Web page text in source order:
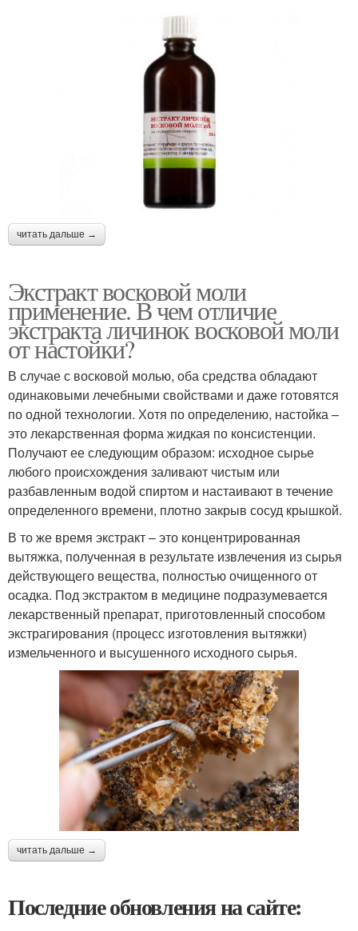
читать дальше →
Экстракт восковой моли
применение. В чем отличие
экстракта личинок восковой моли
от настойки?
В случае с восковой молью, оба средства обладают
одинаковыми лечебными свойствами и даже готовятся
по одной технологии. Хотя по определению, настойка –
это лекарственная форма жидкая по консистенции.
Получают ее следующим образом: исходное сырье
любого происхождения заливают чистым или
разбавленным водой спиртом и настаивают в течение
определенного времени, плотно закрыв сосуд крышкой.
В то же время экстракт – это концентрированная
вытяжка, полученная в результате извлечения из сырья
действующего вещества, полностью очищенного от
осадка. Под экстрактом в медицине подразумевается
лекарственный препарат, приготовленный способом
экстрагирования (процесс изготовления вытяжки)
измельченного и высушенного исходного сырья.
читать дальше →
Последние обновления на сайте: